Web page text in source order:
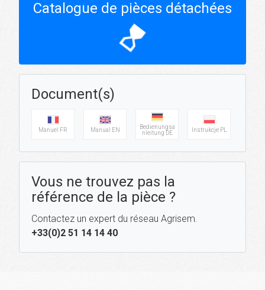
Catalogue de pièces détachées
hourglass_top
Document(s)
Manuel FR Manual EN
Bedienungsa
nleitung DE
Instrukcje PL
Vous ne trouvez pas la
référence de la pièce ?
Contactez un expert du réseau Agrisem.
+33(0)2 51 14 14 40